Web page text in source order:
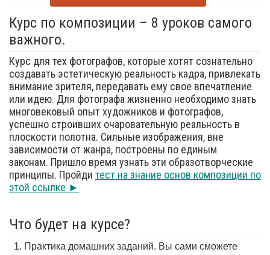
Курс по композиции – 8 уроков самого
важного.
Курс для тех фотографов, которые хотят сознательно
создавать эстетическую реальность кадра, привлекать
внимание зрителя, передавать ему свое впечатление
или идею. Для фотографа жизненно необходимо знать
многовековый опыт художников и фотографов,
успешно строивших очаровательную реальность в
плоскости полотна. Сильные изображения, вне
зависимости от жанра, построены по единым
законам. Пришло время узнать эти образотворческие
принципы. Пройди тест на знание основ композиции по
этой ссылке ►
Что будет на курсе?
Практика домашних заданий. Вы сами сможете